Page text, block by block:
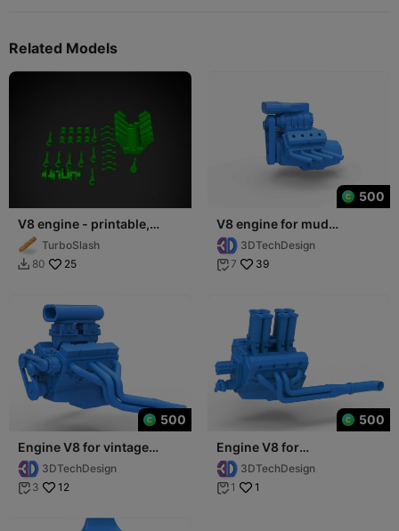
Related Models
V8 engine - printable,
single print - DO NOT
PRINT, WIP
TurboSlash
 80 25
500
V8 engine for mud
dragster Scale 1:25
3DTechDesign
 7 39
500
Engine V8 for vintage
dragster Version 8 Scale
1:253DTechDesign
 3 12
500
Engine V8 for
Supermodified race car
Version 5 Scale 1:25
3DTechDesign
 1 1